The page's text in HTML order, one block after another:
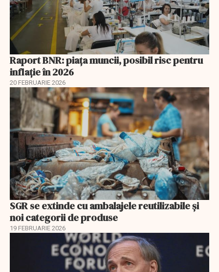
Raport BNR: piața muncii, posibil risc pentru
inflație în 2026
20 FEBRUARIE 2026
SGR se extinde cu ambalajele reutilizabile și
noi categorii de produse
19 FEBRUARIE 2026